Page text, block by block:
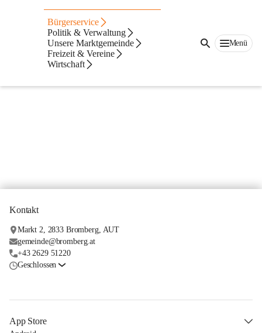
Bürgerservice
Politik & Verwaltung
Unsere Marktgemeinde
Freizeit & Vereine
Wirtschaft
Menü
Abfallmanagement
Kontakt
Markt 2, 2833 Bromberg, AUT
gemeinde@bromberg.at
+43 2629 51220
Geschlossen
App Store